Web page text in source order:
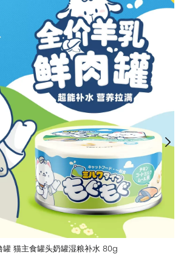
猫主食罐头奶罐湿粮补水 80g